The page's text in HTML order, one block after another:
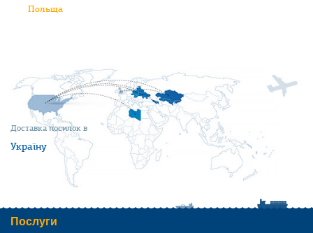
Доставка посилок в
Україну
Польща
Послуги